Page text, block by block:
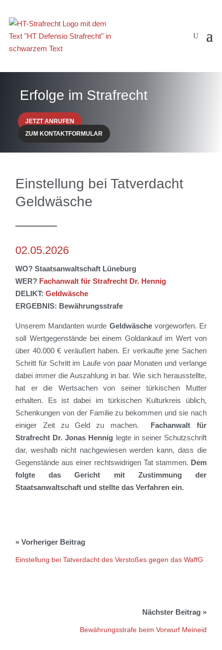
Erfolge im Strafrecht
JETZT ANRUFEN
ZUM KONTAKTFORMULAR
Einstellung bei Tatverdacht
Geldwäsche
02.05.2026
WO? Staatsanwaltschaft Lüneburg
WER? Fachanwalt für Strafrecht Dr. Hennig
DELIKT: Geldwäsche
ERGEBNIS: Bewährungsstrafe
Unserem Mandanten wurde Geldwäschevorgeworfen. Er
soll Wertgegenstände bei einem Goldankauf im Wert von
über 40.000 € veräußert haben. Er verkaufte jene Sachen
Schritt für Schritt im Laufe von paar Monaten und verlange
dabei immer die Auszahlung in bar. Wie sich herausstellte,
hat er die Wertsachen von seiner türkischen Mutter
erhalten. Es ist dabei im türkischen Kulturkreis üblich,
Schenkungen von der Familie zu bekommen und sie nach
einiger Zeit zu Geld zu machen.
Fachanwalt für
Strafrecht Dr. Jonas Hennig legte in seiner Schutzschrift
dar,weshalb nicht nachgewiesen werden kann, dass die
Gegenstände aus einer rechtswidrigen Tat stammen. Dem
folgte das Gericht mit Zustimmung der
Staatsanwaltschaft und stellte das Verfahren ein.
Einstellung bei Tatverdacht des Verstoßes gegen das WaffG
Bewährungsstrafe beim Vorwurf Meineid